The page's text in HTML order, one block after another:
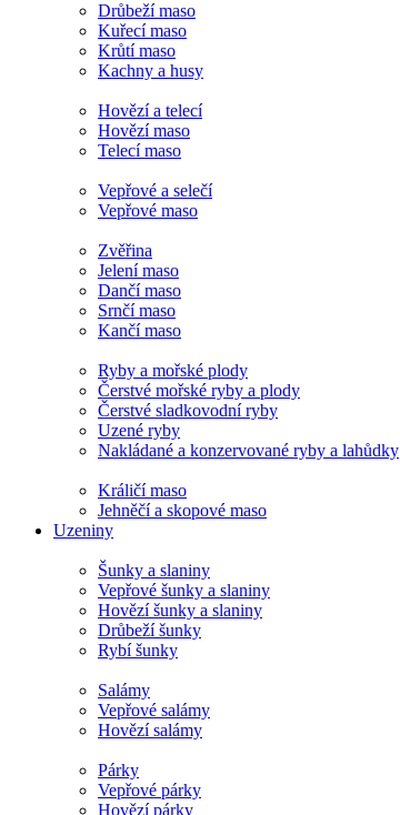
Drůbeží maso
Kuřecí maso
Krůtí maso
Kachny a husy
Hovězí a telecí
Hovězí maso
Telecí maso
Vepřové a selečí
Vepřové maso
Zvěřina
Jelení maso
Dančí maso
Srnčí maso
Kančí maso
Ryby a mořské plody
Čerstvé mořské ryby a plody
Čerstvé sladkovodní ryby
Uzené ryby
Nakládané a konzervované ryby a lahůdky
Králičí maso
Jehněčí a skopové maso
Uzeniny
Šunky a slaniny
Vepřové šunky a slaniny
Hovězí šunky a slaniny
Drůbeží šunky
Rybí šunky
Salámy
Vepřové salámy
Hovězí salámy
Párky
Vepřové párky
Hovězí párky